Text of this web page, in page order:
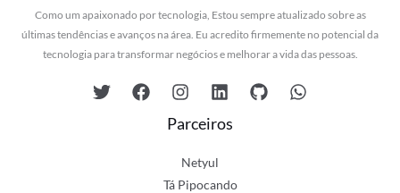
Como um apaixonado por tecnologia, Estou sempre atualizado sobre as
últimas tendências e avanços na área. Eu acredito firmemente no potencial da
tecnologia para transformar negócios e melhorar a vida das pessoas.
Parceiros
Netyul
Tá Pipocando